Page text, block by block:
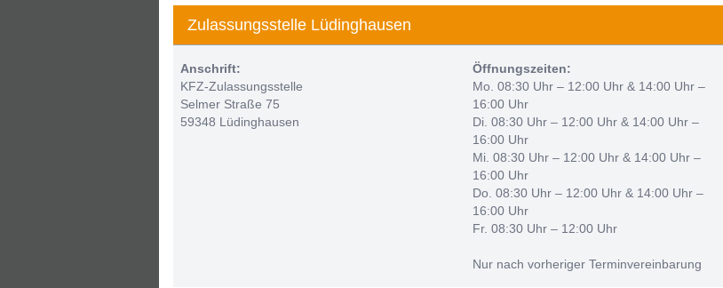
Zulassungsstelle Lüdinghausen
Anschrift:
KFZ-Zulassungsstelle
Selmer Straße 75
59348 Lüdinghausen
Öffnungszeiten:
Mo. 08:30 Uhr – 12:00 Uhr & 14:00 Uhr –
16:00 Uhr
Di. 08:30 Uhr – 12:00 Uhr & 14:00 Uhr –
16:00 Uhr
Mi. 08:30 Uhr – 12:00 Uhr & 14:00 Uhr –
16:00 Uhr
Do. 08:30 Uhr – 12:00 Uhr & 14:00 Uhr –
16:00 Uhr
Fr. 08:30 Uhr – 12:00 Uhr
Nur nach vorheriger Terminvereinbarung